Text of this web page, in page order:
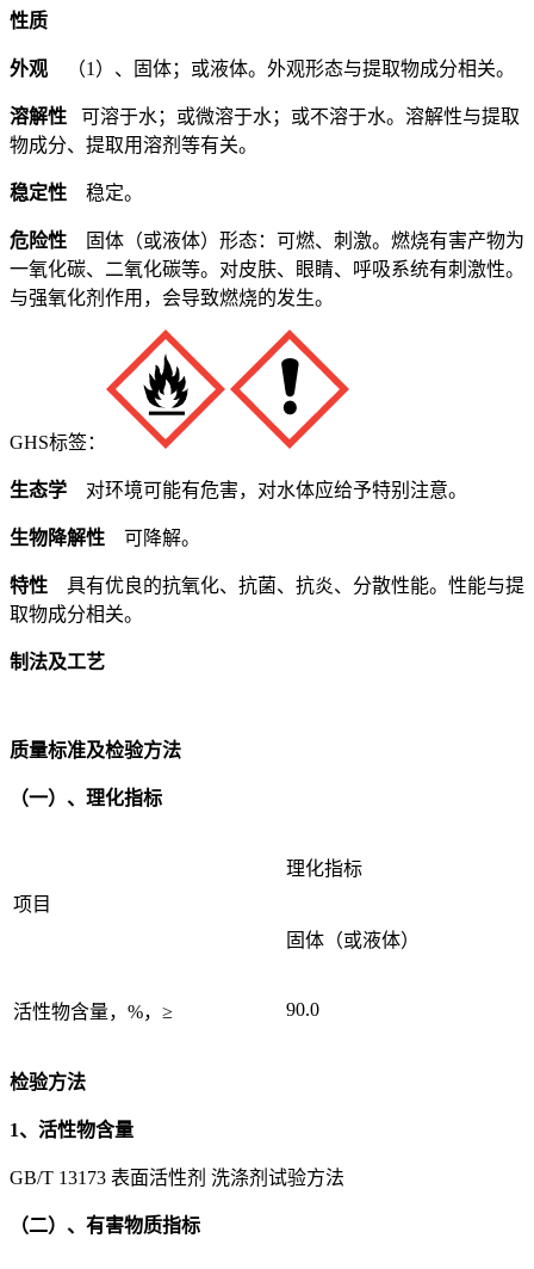
性质
外观 （1）、固体；或液体。外观形态与提取物成分相关。
溶解性 可溶于水；或微溶于水；或不溶于水。溶解性与提取
物成分、提取用溶剂等有关。
稳定性 稳定。
危险性
固体（或液体）形态：可燃、刺激。燃烧有害产物为
一氧化碳、二氧化碳等。对皮肤、眼睛、呼吸系统有刺激性。
与强氧化剂作用，会导致燃烧的发生。
GHS标签：
生态学 对环境可能有危害，对水体应给予特别注意。
生物降解性 可降解。
特性 具有优良的抗氧化、抗菌、抗炎、分散性能。性能与提
取物成分相关。
制法及工艺
质量标准及检验方法
（一）、理化指标
项目
理化指标
固体（或液体）
活性物含量，%，≥ 90.0
检验方法
1、活性物含量
GB/T 13173 表面活性剂 洗涤剂试验方法
（二）、有害物质指标